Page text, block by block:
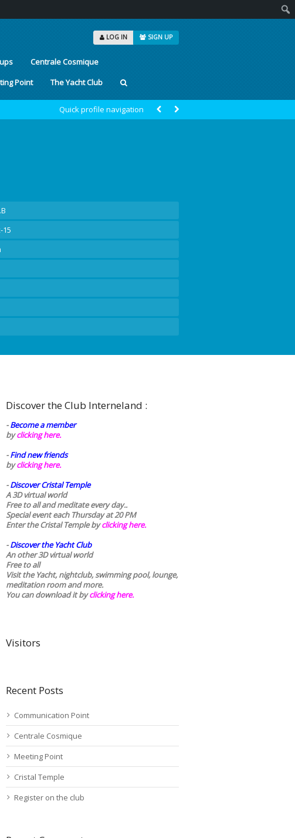
LOG IN SIGN UP
Centrale Cosmique
Point The Yacht Club
Quick profile navigation
15
Discover the Club Interneland :
-Become a member
byclicking here.
-Find new friends
byclicking here.
-Discover Cristal Temple
A 3D virtual world
Free to all and meditate every day..
Special event each Thursday at 20 PM
Enter the Cristal Temple byclicking here.
-Discover the Yacht Club
An other 3D virtual world
Free to all
Visit the Yacht, nightclub, swimming pool, lounge,
meditation room and more.
You can download it byclicking here.
Visitors
Recent Posts
Communication Point
Centrale Cosmique
Meeting Point
Cristal Temple
Register on the club